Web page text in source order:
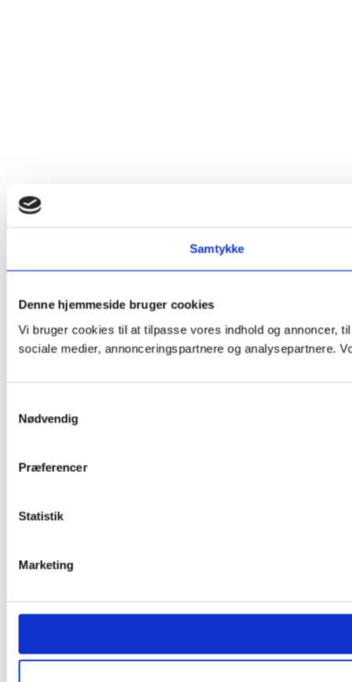
Samtykke
Denne hjemmeside bruger cookies
Vi bruger cookies til at tilpasse vores indhold og annoncer,
sociale medier, annonceringspartnere og analysepartnere.
Nødvendig
Præferencer
Statistik
Marketing